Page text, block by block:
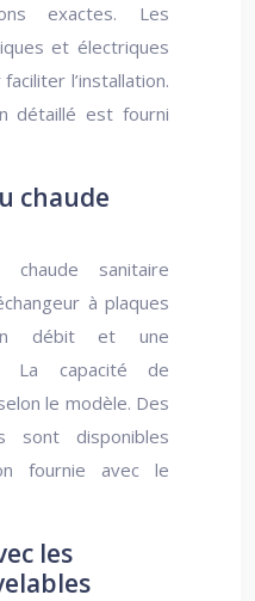
exactes. Les
et électriques
l’installation.
détaillé est fourni
chaude
chaude sanitaire
à plaques
débit et une
La capacité de
le modèle. Des
sont disponibles
fournie avec le
les